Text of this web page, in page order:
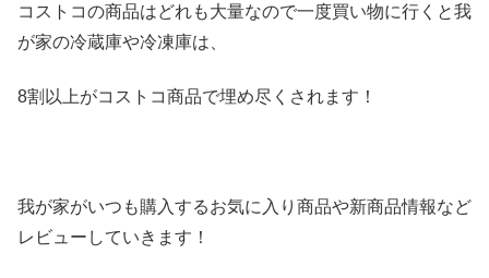
コストコの商品はどれも大量なので一度買い物に行くと我
が家の冷蔵庫や冷凍庫は、
8割以上がコストコ商品で埋め尽くされます！
我が家がいつも購入するお気に入り商品や新商品情報など
レビ ューしていきます！